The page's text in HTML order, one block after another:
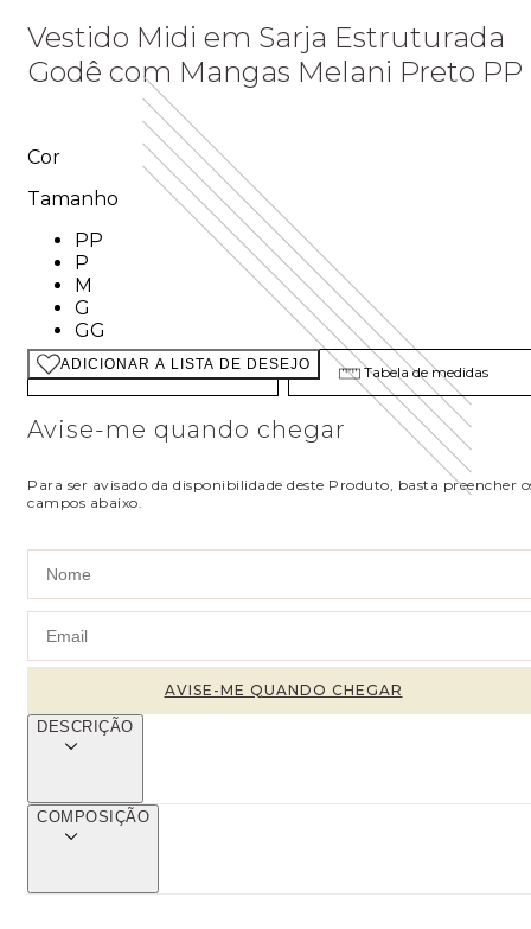
Vestido Midi em Sarja Estruturada
Godê com Mangas Melani Preto PP
Cor
Tamanho
Tamanho: PP
PP
Tamanho: P
P
Tamanho: M
M
Tamanho: G
G
Tamanho: GG
GG
Descubra seu tamanho Tabela de medidas
ADICIONAR A LISTA DE DESEJO
Avise-me quando chegar
Para ser avisado da disponibilidade deste Produto, basta preencher
campos abaixo.
DESCRIÇÃO
COMPOSIÇÃO